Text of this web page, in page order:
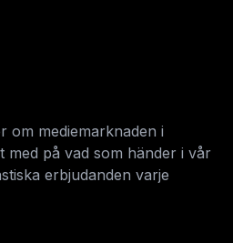
om mediemarknaden i
med på vad som händer i vår
erbjudanden varje